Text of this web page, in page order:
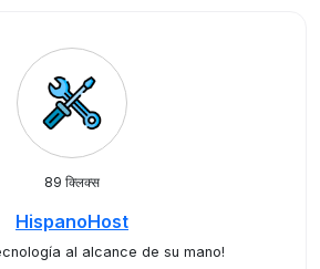
89 क्लिक्स
HispanoHost
al alcance de su mano!